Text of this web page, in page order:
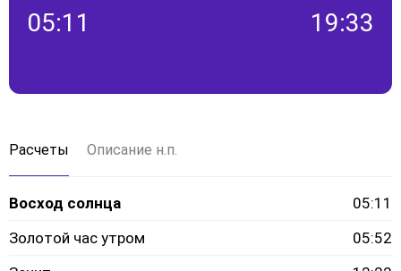
05:11 19:33
Расчеты Описание н.п.
Восход солнца
05:11
Золотой час утром
05:52